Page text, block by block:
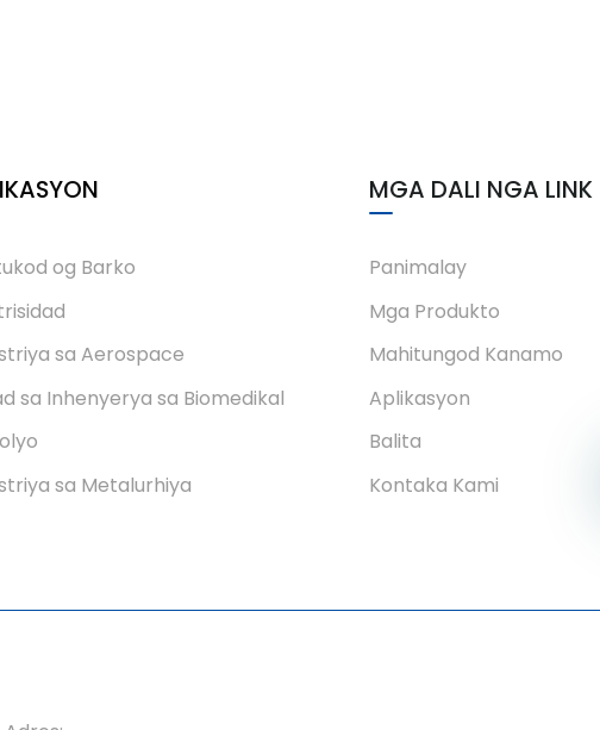
og Barko
sa Aerospace
sa Inhenyerya sa Biomedikal
sa Metalurhiya
MGA DALI NGA LINK
Panimalay
Mga Produkto
Mahitungod Kanamo
Aplikasyon
Balita
Kontaka Kami